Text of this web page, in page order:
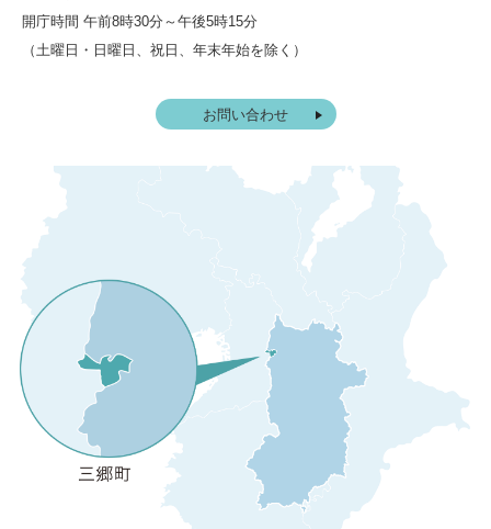
開庁時間 午前8時30分～午後5時15分
（土曜日・日曜日、祝日、年末年始を除く）
お問い合わせ